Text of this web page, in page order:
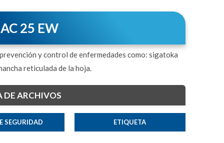
25 EW
y control de enfermedades como: sigatoka
reticulada de la hoja.
DE ARCHIVOS
SEGURIDAD ETIQUETA